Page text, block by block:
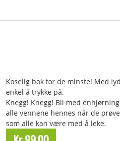
Koselig bok for de minste! Med
enkel å trykke på.
Knegg! Knegg! Bli med
alle vennene hennes når de
som alle kan være med å leke.